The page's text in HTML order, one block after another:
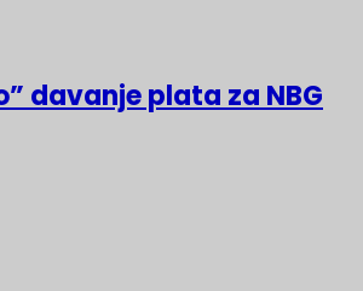
davanje plata za NBG